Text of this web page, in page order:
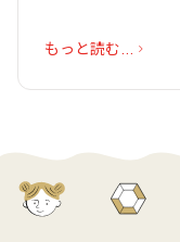
もっと読む...